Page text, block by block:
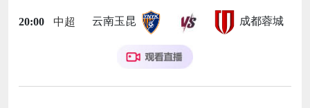
20:00 中超 云南玉昆 成都蓉城